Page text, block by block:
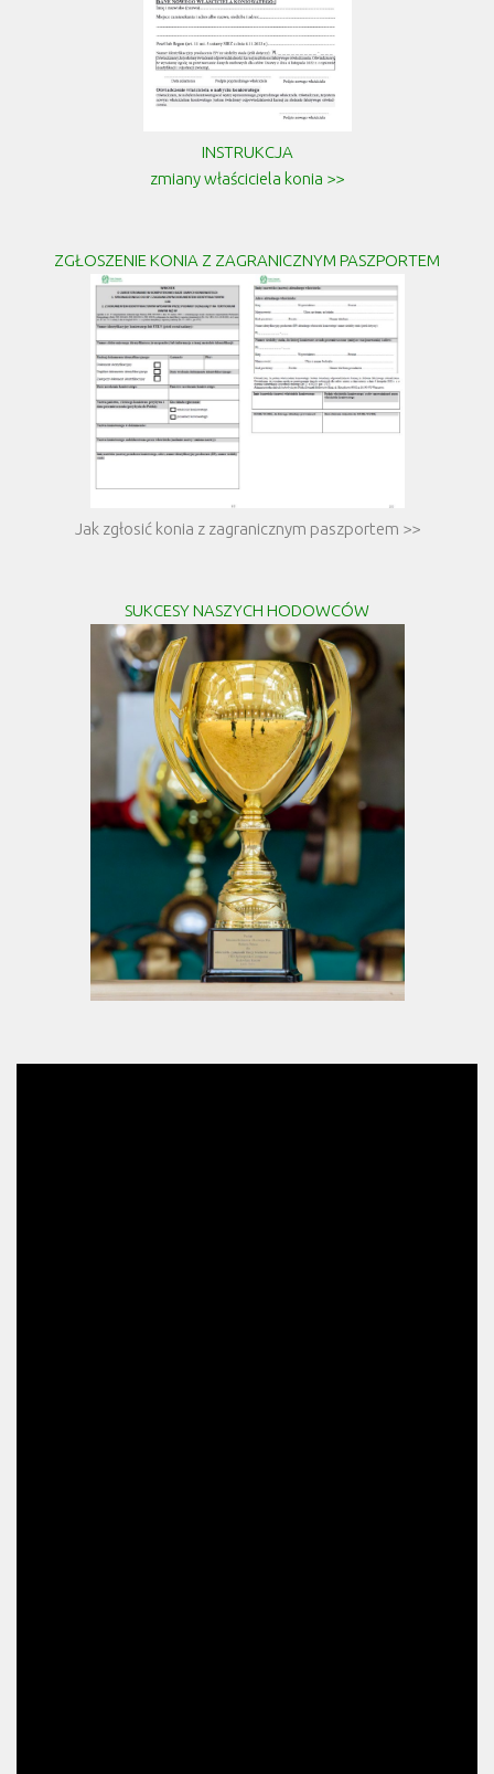
INSTRUKCJA
zmiany właściciela konia >>
ZGŁOSZENIE KONIA Z ZAGRANICZNYM PASZPORTEM
Jak zgłosić konia z zagranicznym paszportem >>
SUKCESY NASZYCH HODOWCÓW